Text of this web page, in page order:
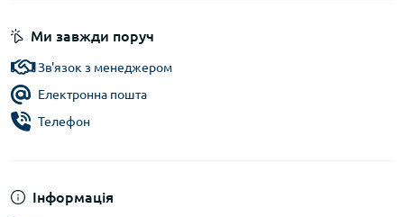
Інформація
Ми завжди поруч
Зв'язок з менеджером
Електронна пошта
Телефон